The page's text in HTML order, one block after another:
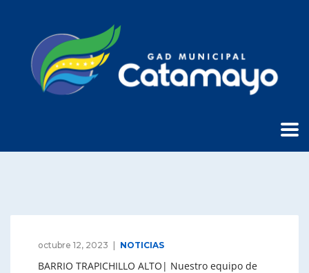
octubre 12, 2023 NOTICIAS
BARRIO TRAPICHILLO ALTO| Nuestro equipo de